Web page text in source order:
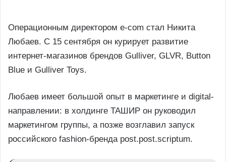
Операционным директором e-com стал Никита
Любаев. С 15 сентября он курирует развитие
интернет-магазинов брендов Gulliver, GLVR, Button
Blue и Gulliver Toys.
Любаев имеет большой опыт в маркетинге и digital-
направлении: в холдинге ТАШИР он руководил
маркетингом группы, а позже возглавил запуск
российского fashion-бренда post.post.scriptum.